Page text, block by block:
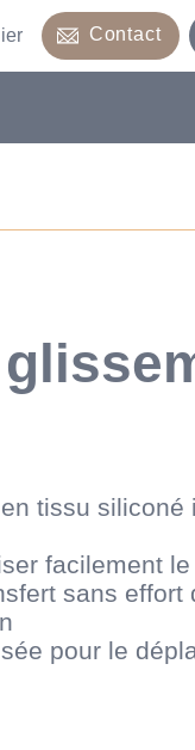
Contact
tissu siliconé
facilement
sans effort
pour le